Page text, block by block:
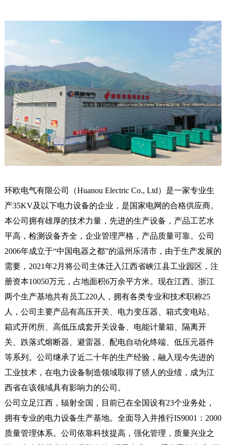
环欧电气有限公司（Huanou Electric Co., Ltd）是一家专业生
产35KV及以下电力设备的企业，是国家电网的合格供应商。
本公司拥有雄厚的技术力量，先进的生产设备，产品工艺水
平高，检测设备齐全，企业管理严格，产品质量可靠。公司
2006年成立于“中国电器之都”的温州乐清市，由于生产发展的
需要，2021年2月将公司主体迁入江西省峡江县工业园区，注
册资本10050万元，占地面积6万余平方米。现在江西、浙江
两个生产基地共有员工220人，拥有各类专业和技术职称25
人，公司主要产品有高压开关、电力变压器、箱式变电站、
箱式开闭所、高低压成套开关设备、电能计量箱、隔离开
关、跌落式熔断器、避雷器、配电自动化终端、低压元器件
等系列。公司继承了近二十年的生产经验，融入现今先进的
工业技术，在电力设备制造领域取得了骄人的业绩，成为江
西省在该领域具有影响力的公司。
公司立足江西，辐射全国，目前已在全国设有23个业务处，
拥有专业的电力设备生产基地。全面导入并推行IS9001：2000
质量管理体系。公司依靠科技提高，强化管理，质量兴业之